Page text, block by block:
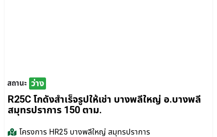
สถานะ ว่าง
R25C โกดังสำเร็จรูปให้เช่า บางพลีใหญ่ อ.บางพลี
สมุทรปราการ 150 ตาม.
โครงการ HR25 บางพลีใหญ่ สมุทรปราการ